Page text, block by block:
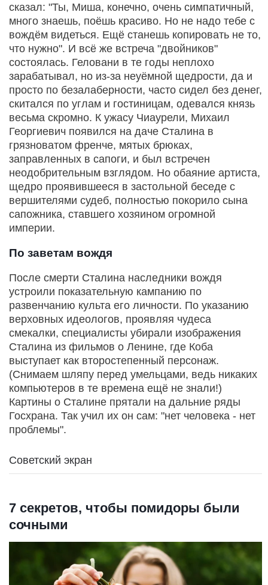
сказал: "Ты, Миша, конечно, очень симпатичный,
много знаешь, поёшь красиво. Но не надо тебе с
вождём видеться. Ещё станешь копировать не то,
что нужно". И всё же встреча "двойников"
состоялась. Геловани в те годы неплохо
зарабатывал, но из-за неуёмной щедрости, да и
просто по безалаберности, часто сидел без денег,
скитался по углам и гостиницам, одевался князь
весьма скромно. К ужасу Чиаурели, Михаил
Георгиевич появился на даче Сталина в
грязноватом френче, мятых брюках,
заправленных в сапоги, и был встречен
неодобрительным взглядом. Но обаяние артиста,
щедро проявившееся в застольной беседе с
вершителями судеб, полностью покорило сына
сапожника, ставшего хозяином огромной
империи.
По заветам вождя
После смерти Сталина наследники вождя
устроили показательную кампанию по
развенчанию культа его личности. По указанию
верховных идеологов, проявляя чудеса
смекалки, специалисты убирали изображения
Сталина из фильмов о Ленине, где Коба
выступает как второстепенный персонаж.
(Снимаем шляпу перед умельцами, ведь никаких
компьютеров в те времена ещё не знали!)
Картины о Сталине прятали на дальние ряды
Госхрана. Так учил их он сам: "нет человека - нет
проблемы".
Советский экран
7 секретов, чтобы помидоры были
сочными